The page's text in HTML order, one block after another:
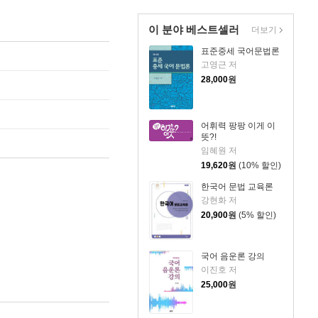
이 분야 베스트셀러
표준중세 국어문법론
고영근 저
28,000원
어휘력 팡팡 이게 이
뜻?!
임혜원 저
19,620원 (10% 할인)
한국어 문법 교육론
강현화 저
20,900원 (5% 할인)
국어 음운론 강의
이진호 저
25,000원
더보기